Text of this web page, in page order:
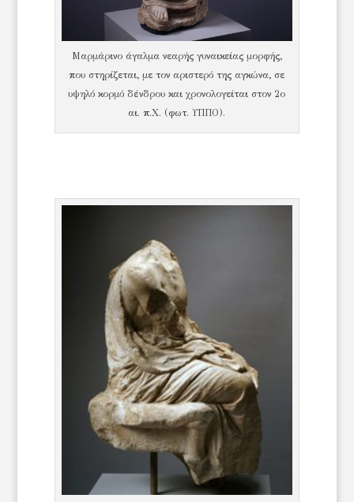
Μαρμάρινο άγαλμα νεαρής γυναικείας μορφής,
που στηρίζεται, με τον αριστερό της αγκώνα, σε
υψηλό κορμό δένδρου και χρονολογείται στον 2ο
αι. π.Χ. (φωτ. ΥΠΠΟ).